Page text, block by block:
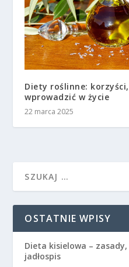
Diety roślinne:
wprowadzić w życie
22 marca 2025
OSTATNIE WPISY
Dieta kisielowa –
jadłospis